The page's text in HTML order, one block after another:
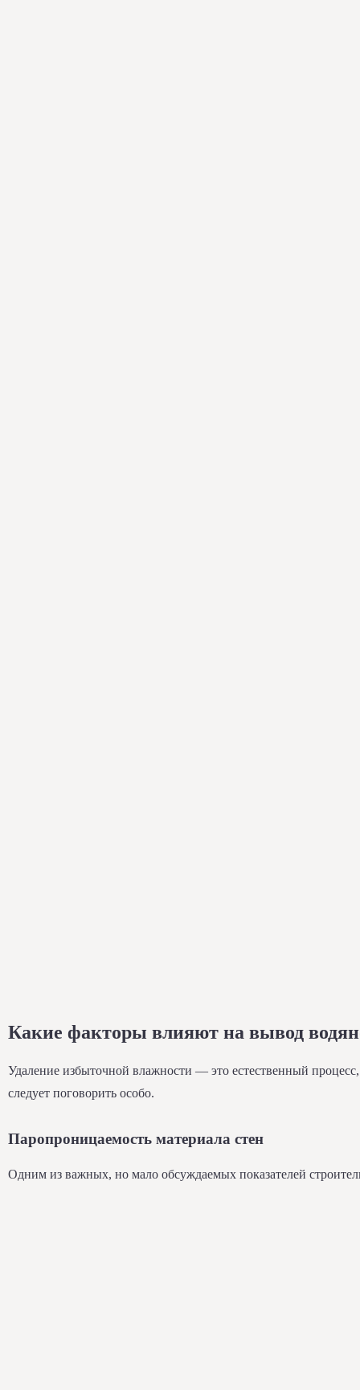
Какие факторы влияют на вывод
Удаление избыточной влажности — это естественный
следует поговорить особо.
Паропроницаемость материала стен
Одним из важных, но мало обсуждаемых показателей